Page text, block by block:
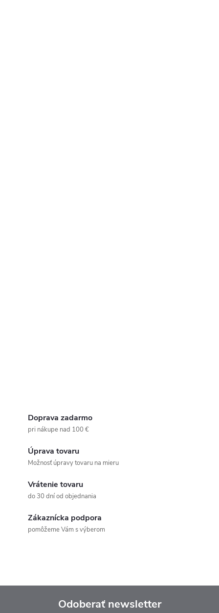
Doprava zadarmo
pri nákupe nad 100 €
Úprava tovaru
Možnosť úpravy tovaru na mieru
Vrátenie tovaru
do 30 dní od objednania
Zákaznícka podpora
pomôžeme Vám s výberom
Odoberať newsletter